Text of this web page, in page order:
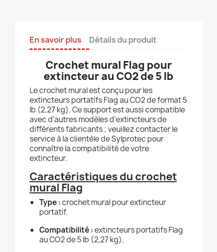
En savoir plus Détails du produit
Crochet mural Flag pour
extincteur au CO2 de 5 lb
Le crochet mural est conçu pour les
extincteurs portatifs Flag au CO2 de format 5
lb (2,27 kg). Ce support est aussi compatible
avec d'autres modèles d'extincteurs de
différents fabricants ; veuillez contacter le
service à la clientèle de Sylprotec pour
connaître la compatibilité de votre
extincteur.
Caractéristiques du crochet
mural Flag
Type :crochet mural pour extincteur
portatif.
Compatibilité :extincteurs portatifs Flag
au CO2 de 5 lb (2,27 kg).